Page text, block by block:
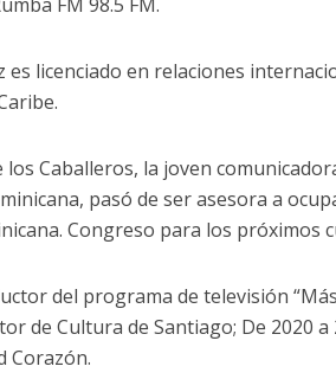
es licenciado en relaciones
los Caballeros, la joven
pasó de ser asesora a
Congreso para los próximos
del programa de televisión
de Cultura de Santiago; De 2020
Corazón.